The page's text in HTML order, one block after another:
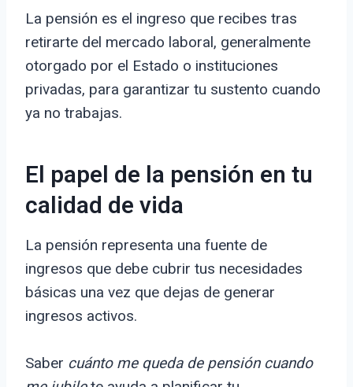
La pensión es el ingreso que recibes tras
retirarte del mercado laboral, generalmente
otorgado por el Estado o instituciones
privadas, para garantizar tu sustento cuando
ya no trabajas.
El papel de la pensión en tu
calidad de vida
La pensión representa una fuente de
ingresos que debe cubrir tus necesidades
básicas una vez que dejas de generar
ingresos activos.
Saber cuánto me queda de pensión cuando